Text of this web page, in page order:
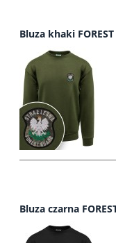
Bluza khaki
Bluza czarna